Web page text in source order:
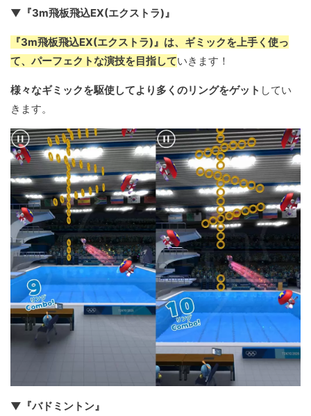
▼『3m飛板飛込EX(エクストラ)』
『3m飛板飛込EX(エクストラ)』は、ギミックを上手く使っ
て、パーフェクトな演技を目指していきます！
様々なギミックを駆使してより多くのリングをゲット してい
きます。
▼『バドミントン』